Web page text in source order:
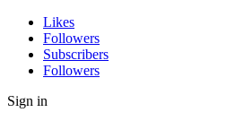
Likes
Followers
Subscribers
Followers
Sign in